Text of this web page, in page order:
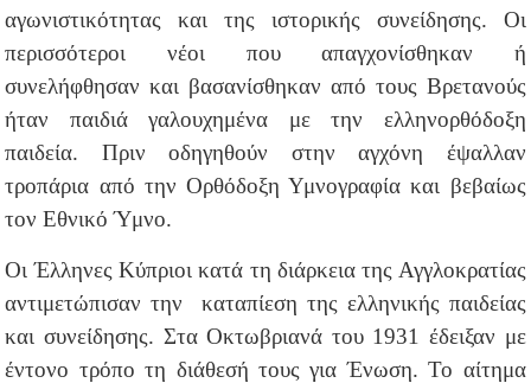
αγωνιστικότητας και της ιστορικής συνείδησης. Οι
περισσότεροι νέοι που απαγχονίσθηκαν ή
συνελήφθησαν και βασανίσθηκαν από τους Βρετανούς
ήταν παιδιά γαλουχημένα με την ελληνορθόδοξη
παιδεία. Πριν οδηγηθούν στην αγχόνη έψαλλαν
τροπάρια από την Ορθόδοξη Υμνογραφία και βεβαίως
τον Εθνικό Ύμνο.
Οι Έλληνες Κύπριοι κατά τη διάρκεια της Αγγλοκρατίας
αντιμετώπισαν την καταπίεση της ελληνικής παιδείας
και συνείδησης. Στα Οκτωβριανά του 1931 έδειξαν με
έντονο τρόπο τη διάθεσή τους για Ένωση. Το αίτημα